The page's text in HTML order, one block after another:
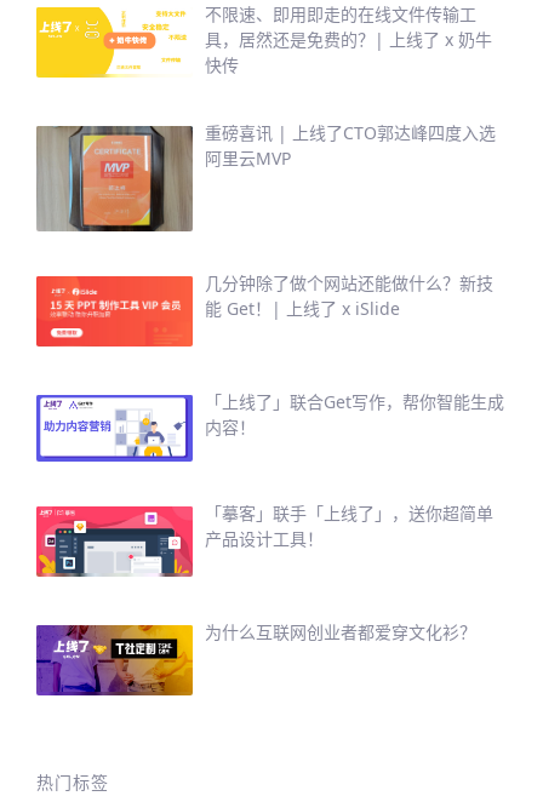
不限速、即用即走的在线文件传输工
具，居然还是免费的？| 上线了 x 奶牛
快传
重磅喜讯 | 上线了CTO郭达峰四度入选
阿里云MVP
几分钟除了做个网站还能做什么？新技
能 Get！| 上线了 x iSlide
「上线了」联合Get写作，帮你智能生成
内容！
「摹客」联手「上线了」，送你超简单
产品设计工具！
为什么互联网创业者都爱穿文化衫？
热门标签